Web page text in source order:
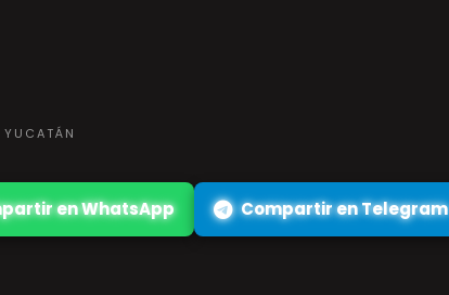
en WhatsApp Compartir en Telegram